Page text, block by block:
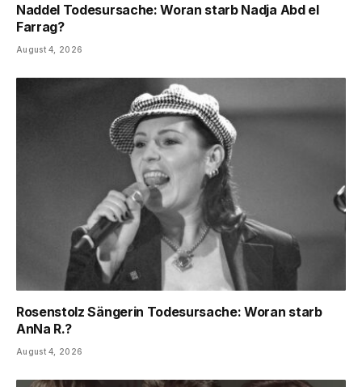
Naddel Todesursache: Woran starb Nadja Abd el
Farrag?
August 4, 2026
Rosenstolz Sängerin Todesursache: Woran starb
AnNa R.?
August 4, 2026